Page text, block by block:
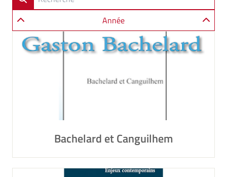
Année
Bachelard et Canguilhem